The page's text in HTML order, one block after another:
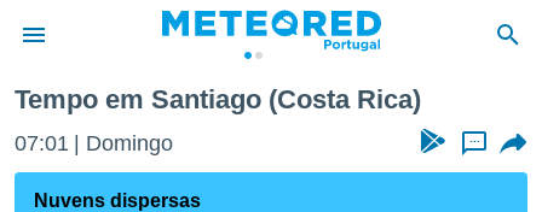
da
foi
Tempo em Santiago (Costa Rica)
07:01 Domingo ...
Nuvens dispersas